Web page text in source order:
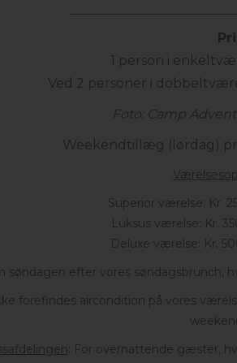
1 person i
Ved 2 personer i
Foto: Camp
Weekendtillæg (lørdag)
Superior værelse: Kr.
Luksus værelse: Kr.
Deluxe værelse: Kr.
søndagen efter vores
forefindes aircondition på vores
: For overnattende gæster,